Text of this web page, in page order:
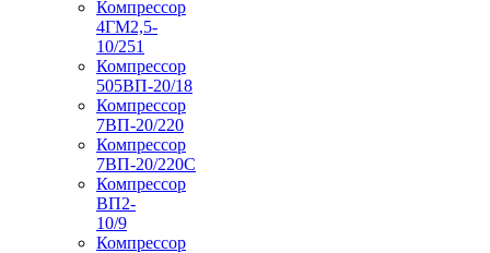
Компрессор
4ГМ2,5-
10/251
Компрессор
505ВП-20/18
Компрессор
7ВП-20/220
Компрессор
7ВП-20/220С
Компрессор
ВП2-
10/9
Компрессор